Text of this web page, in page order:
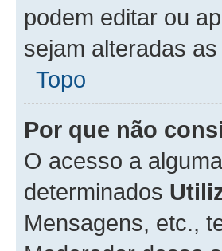
podem editar ou
sejam alteradas
Topo
Por que não
O acesso a
determinados
Mensagens, etc.,